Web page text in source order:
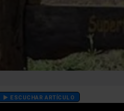
ESCUCHAR ARTÍCULO